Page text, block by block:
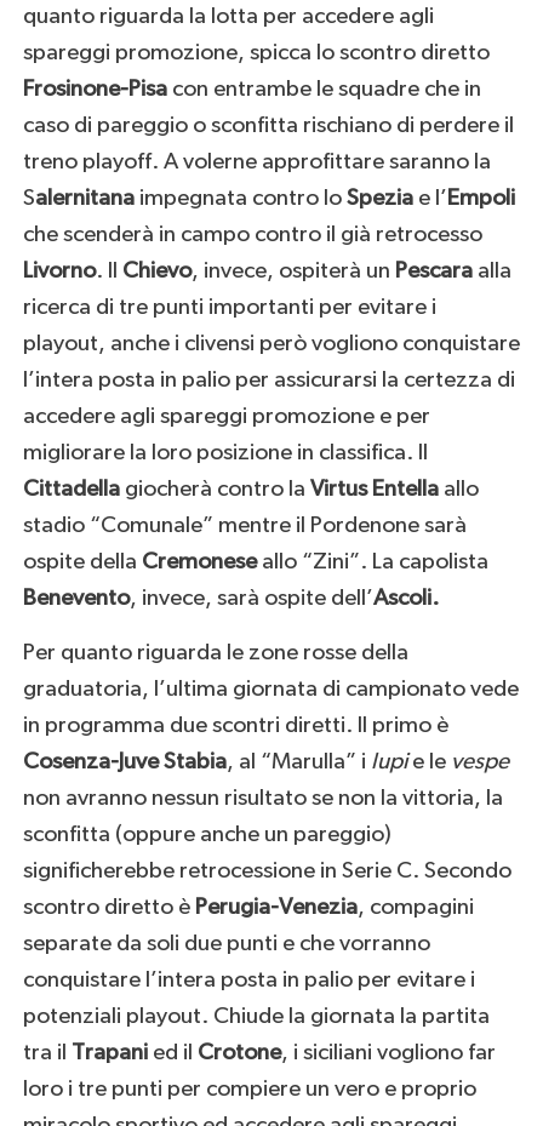
quanto riguarda la lotta per accedere agli
spareggi promozione, spicca lo scontro diretto
Frosinone-Pisacon entrambe le squadre che in
caso di pareggio o sconfitta rischiano di perdere il
treno playoff. A volerne approfittare saranno la
Salernitanaimpegnata contro lo Speziae l’ Empoli
che scenderà in campo contro il già retrocesso
Livorno. Il Chievo, invece, ospiterà un Pescaraalla
ricerca di tre punti importanti per evitare i
playout, anche i clivensi però vogliono conquistare
l’intera posta in palio per assicurarsi la certezza di
accedere agli spareggi promozione e per
migliorare la loro posizione in classifica. Il
Cittadellagiocherà contro la Virtus Entellaallo
stadio “Comunale” mentre il Pordenone sarà
ospite della Cremoneseallo “Zini”. La capolista
Benevento, invece, sarà ospite dell’Ascoli.
Per quanto riguarda le zone rosse della
graduatoria, l’ultima giornata di campionato vede
in programma due scontri diretti. Il primo è
Cosenza-Juve Stabia, al “Marulla” i lupie le vespe
non avranno nessun risultato se non la vittoria, la
sconfitta (oppure anche un pareggio)
significherebbe retrocessione in Serie C. Secondo
scontro diretto è Perugia-Venezia, compagini
separate da soli due punti e che vorranno
conquistare l’intera posta in palio per evitare i
potenziali playout. Chiude la giornata la partita
tra il Trapanied il Crotone, i siciliani vogliono far
loro i tre punti per compiere un vero e proprio